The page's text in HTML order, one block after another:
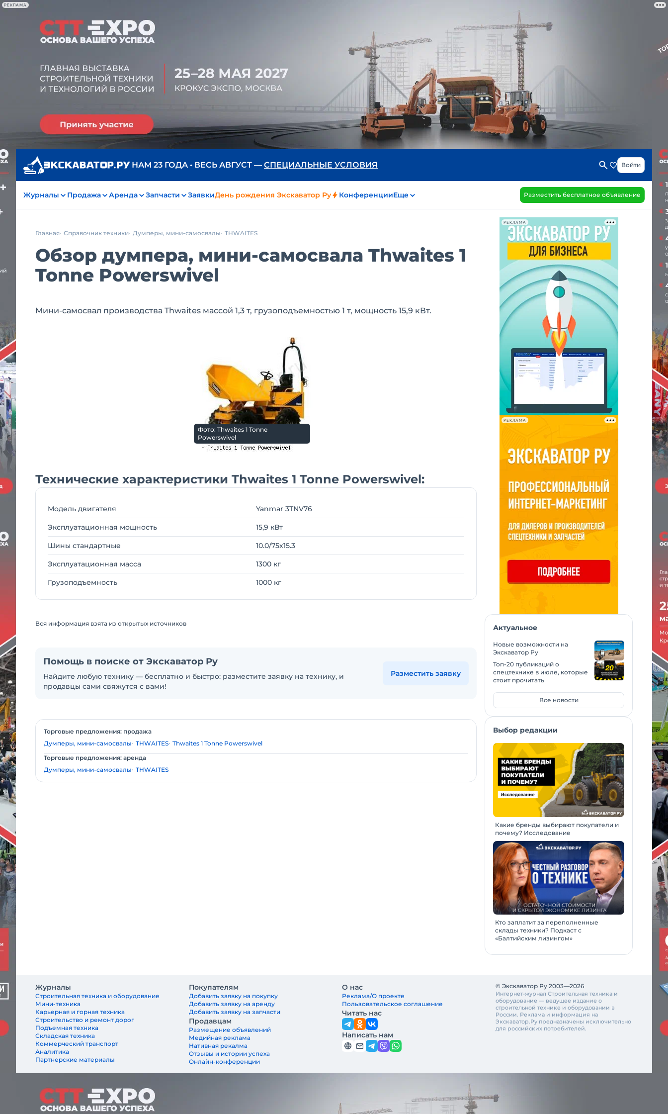
РЕКЛАМА
НАМ 23 ГОДА • ВЕСЬ АВГУСТ — СПЕЦИАЛЬНЫЕ УСЛОВИЯ Войти
Журналы Продажа Аренда Запчасти ЗаявкиДень рождения Экскаватор Ру КонференцииЕще Разместить бесплатное объявление
Главная Справочник техники Думперы, мини-самосвалы THWAITES
Обзор думпера, мини-самосвала Thwaites 1
Tonne Powerswivel
Мини-самосвал производства Thwaites массой 1,3 т, грузоподъемностью 1 т, мощность 15,9 кВт.
Фото: Thwaites 1 Tonne
Powerswivel
Технические характеристики Thwaites 1 Tonne Powerswivel:
Модель двигателя Yanmar 3TNV76
Эксплуатационная мощность 15,9 кВт
Шины стандартные 10.0/75x15.3
Эксплуатационная масса 1300 кг
Грузоподъемность 1000 кг
Вся информация взята из открытых источников
Помощь в поиске от Экскаватор Ру
Найдите любую технику — бесплатно и быстро: разместите заявку на технику, и
продавцы сами свяжутся с вами!
Разместить заявку
Торговые предложения: продажа
Думперы, мини-самосвалы THWAITES Thwaites 1 Tonne Powerswivel
Торговые предложения: аренда
Думперы, мини-самосвалы THWAITES
РЕКЛАМА
РЕКЛАМА
Актуальное
Новые возможности на
Экскаватор Ру
Топ-20 публикаций о
спецтехнике в июле, которые
стоит прочитать
Все новости
Выбор редакции
Какие бренды выбирают покупатели и
почему? Исследование
Кто заплатит за переполненные
склады техники? Подкаст с
«Балтийским лизингом»
Журналы
Строительная техника и оборудование
Мини-техника
Карьерная и горная техника
Строительство и ремонт дорог
Подъемная техника
Складская техника
Коммерческий транспорт
Аналитика
Партнерские материалы
Покупателям
Добавить заявку на покупку
Добавить заявку на аренду
Добавить заявку на запчасти
Продавцам
Размещение объявлений
Медийная реклама
Нативная рекалма
Отзывы и истории успеха
Онлайн-конференции
О нас
Реклама/О проекте
Пользовательское соглашение
Читать нас
Написать нам
© Экскаватор Ру 2003—2026
Интернет-журнал Строительная техника и
оборудование — ведущее издание о
строительной технике и оборудовании в
России. Реклама и информация на
Экскаватор.Ру предназначены исключительно
для российских потребителей.